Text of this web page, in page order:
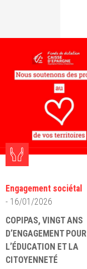
Engagement sociétal
- 16/01/2026
COPIPAS, VINGT ANS
D’ENGAGEMENT POUR
L’ÉDUCATION ET LA
CITOYENNETÉ